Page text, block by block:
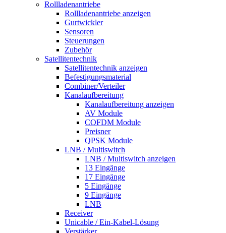
Rollladenantriebe
Rollladenantriebe anzeigen
Gurtwickler
Sensoren
Steuerungen
Zubehör
Satellitentechnik
Satellitentechnik anzeigen
Befestigungsmaterial
Combiner/Verteiler
Kanalaufbereitung
Kanalaufbereitung anzeigen
AV Module
COFDM Module
Preisner
QPSK Module
LNB / Multiswitch
LNB / Multiswitch anzeigen
13 Eingänge
17 Eingänge
5 Eingänge
9 Eingänge
LNB
Receiver
Unicable / Ein-Kabel-Lösung
Verstärker